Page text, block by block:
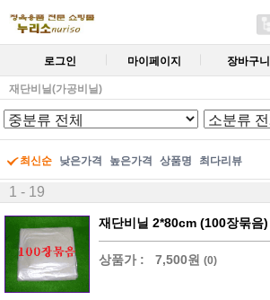
로그인 마이페이지 장바구니
재단비닐(가공비닐)
최신순 낮은가격 높은가격 상품명 최다리뷰
1 - 19
재단비닐 2*80cm (100장묶음)
상품가 : 7,500원 (0)